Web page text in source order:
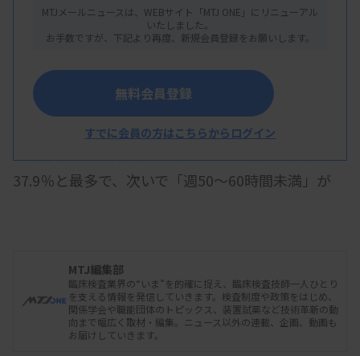
病理部門に所属する医師は、「週40〜50時間未
満」「週50〜60時間未満」がいずれも42.9％でほぼ
人は残業時間の削減が求められる状況だった。
全診療科で見ると、「週40〜50時間未満」が
37.9％と最多で、次いで「週50〜60時間未満」が
資料はこちら
MTJメールニュースは、WEBサイト「MTJ ONE」にリニューアル
いたしました。
お手数ですが、下記より再度、新規会員登録をお願いします。
無料会員登録
すでに会員の方はこちらからログイン
MTJ編集部
臨床検査業界の“いま”を的確に捉え、臨床検査技師一人ひとり
を支える情報を発信していきます。検査制度や政策をはじめ、
関係学会や職能団体のトピックス、装置試薬など技術革新の動
向まで幅広く取材・編集。ニュース以外の連載、企画、動画も
お届けしていきます。